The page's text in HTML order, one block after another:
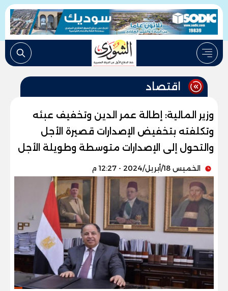
اقتصاد
وزير المالية: إطالة عمر الدين وتخفيف عبئه
وتكلفته بتخفيض الإصدارات قصيرة الأجل
والتحول إلى الإصدارات متوسطة وطويلة الأجل
الخميس 18/أبريل/2024 - 12:27 م